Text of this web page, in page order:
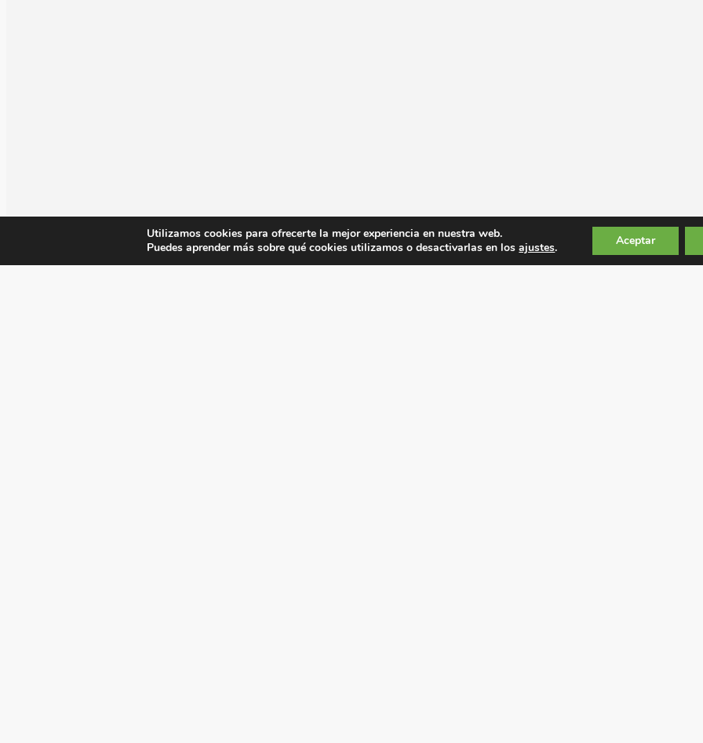
Utilizamos cookies para ofrecerte la mejor experiencia en nuestra web.
Puedes aprender más sobre qué cookies utilizamos o desactivarlas en losajustes. Aceptar